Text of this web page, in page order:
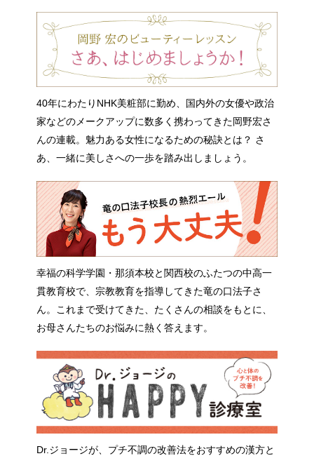
40年にわたりNHK美粧部に勤め、国内外の女優や政治
家などのメークアップに数多く携わってきた岡野宏さ
んの連載。魅力ある女性になるための秘訣とは？ さ
あ、一緒に美しさへの一歩を踏み出しましょう。
幸福の科学学園・那須本校と関西校のふたつの中高一
貫教育校で、宗教教育を指導してきた竜の口法子さ
ん。これまで受けてきた、たくさんの相談をもとに、
お母さんたちのお悩みに熱く答えます。
Dr.ジョージが、プチ不調の改善法をおすすめの漢方と